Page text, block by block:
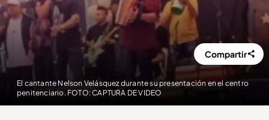
El cantante Nelson Velásquez durante su presentación en el centro
penitenciario. FOTO: CAPTURA DE VIDEO
Compartir